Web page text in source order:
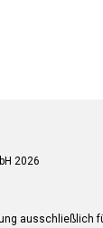
2026
ausschließlich